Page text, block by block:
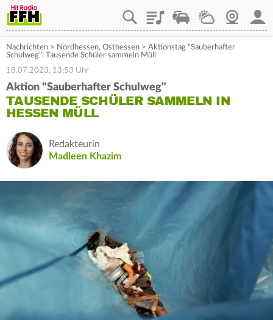
PlaylistStaupilotWetterWebcam
Nachrichten > Nordhessen, Osthessen > Aktionstag "Sauberhafter
Schulweg": Tausende Schüler sammeln Müll
18.07.2023, 13:53 Uhr
Aktion "Sauberhafter Schulweg"
TAUSENDE SCHÜLER SAMMELN IN
HESSEN MÜLL
Redakteurin
Madleen Khazim